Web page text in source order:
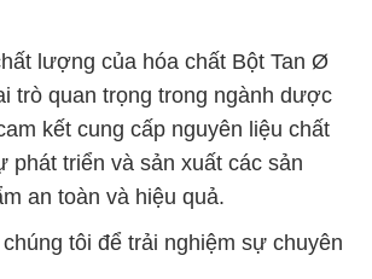
lượng của hóa chất Bột Tan Ø
trò quan trọng trong ngành dược
kết cung cấp nguyên liệu chất
phát triển và sản xuất các sản
an toàn và hiệu quả.
tôi để trải nghiệm sự chuyên